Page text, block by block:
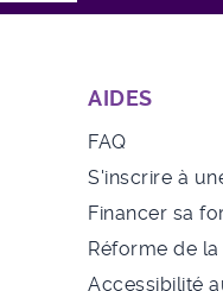
AIDES
FAQ
S'inscrire à
Financer sa
Réforme de
Accessibilité